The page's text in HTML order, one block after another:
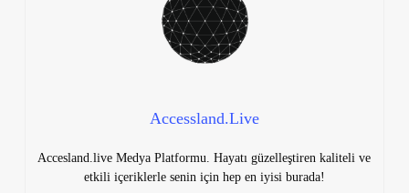
Accessland.Live
Accesland.live Medya Platformu. Hayatı güzelleştiren kaliteli ve
etkili içeriklerle senin için hep en iyisi burada!